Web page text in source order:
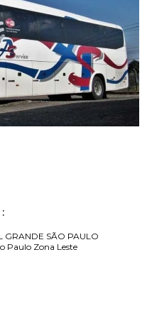
GRANDE SÃO PAULO
Paulo Zona Leste